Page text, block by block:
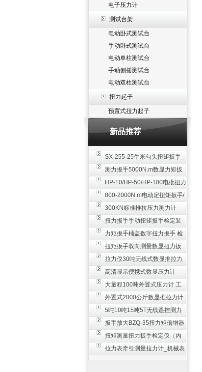
电子压力计
测试台架
电动卧式测试台
手动卧式测试台
电动单柱测试台
手动侧摇测试台
电动双柱测试台
扭力起子
预置式扭力起子
新品推荐
SX-255-25牛米勾头扭矩扳手_
螺栓紧固扭力扳手
测力扳手5000N.m数显力矩扳
手 非标扭力扳手工业级
HP-10/HP-50/HP-100电批扭力
测试仪,测量仪
800-2000N.m电动定扭矩扳手/
扭矩电动扳手
300KN标准推拉压力测力计
_0.3级数显压力仪
扭力扳手手动扭矩扳手检定装
置 50-100N扳手测量仪器
力矩扳手桶盖数字扭力扳手 检
测瓶盖拧紧扭矩工具
扭矩扳手双向测量数显扭力扳
手 2000N,m力矩扳手价格
拉力仪30吨无线式数显推拉力
计 数字显示测力计80T
高清显示便携式数显压力计
300N500n_手持电子测力计
大量程100吨外置式压力计 工
业用数显测力计价格
外置式2000公斤数显推拉力计
_数字拉力压力测试仪
5吨10吨15吨5T无线遥控测力
计_带遥控电子拉力计数显式
扳手放大BZQ-35扭力矩倍增器
_3500牛米扭力倍力器仪
扭矩测量扭力扳手检定仪（内
置打印） 扭矩检验仪器
拉力表牵引测量拉力计_机械表